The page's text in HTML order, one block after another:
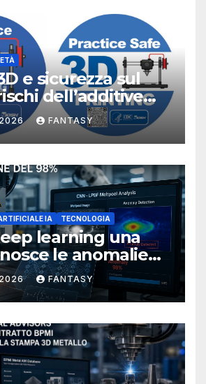
e sicurezza sul
dell’additive
secondo
2026 FANTASY
IA TECNOLOGIA
learning una
le anomalie
di fusione
2026 FANTASY